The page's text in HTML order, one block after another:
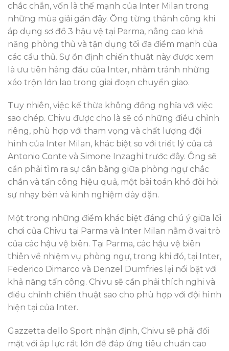
chắc chắn, vốn là thế mạnh của Inter Milan trong
những mùa giải gần đây. Ông từng thành công khi
áp dụng sơ đồ 3 hậu vệ tại Parma, nâng cao khả
năng phòng thủ và tận dụng tối đa điểm mạnh của
các cầu thủ. Sự ổn định chiến thuật này được xem
là ưu tiên hàng đầu của Inter, nhằm tránh những
xáo trộn lớn lao trong giai đoạn chuyển giao.
Tuy nhiên, việc kế thừa không đồng nghĩa với việc
sao chép. Chivu được cho là sẽ có những điều chỉnh
riêng, phù hợp với tham vọng và chất lượng đội
hình của Inter Milan, khác biệt so với triết lý của cả
Antonio Conte và Simone Inzaghi trước đây. Ông sẽ
cần phải tìm ra sự cân bằng giữa phòng ngự chắc
chắn và tấn công hiệu quả, một bài toán khó đòi hỏi
sự nhạy bén và kinh nghiệm dày dặn.
Một trong những điểm khác biệt đáng chú ý giữa lối
chơi của Chivu tại Parma và Inter Milan nằm ở vai trò
của các hậu vệ biên. Tại Parma, các hậu vệ biên
thiên về nhiệm vụ phòng ngự, trong khi đó, tại Inter,
Federico Dimarco và Denzel Dumfries lại nổi bật với
khả năng tấn công. Chivu sẽ cần phải thích nghi và
điều chỉnh chiến thuật sao cho phù hợp với đội hình
hiện tại của Inter.
Gazzetta dello Sport nhận định, Chivu sẽ phải đối
mặt với áp lực rất lớn để đáp ứng tiêu chuẩn cao